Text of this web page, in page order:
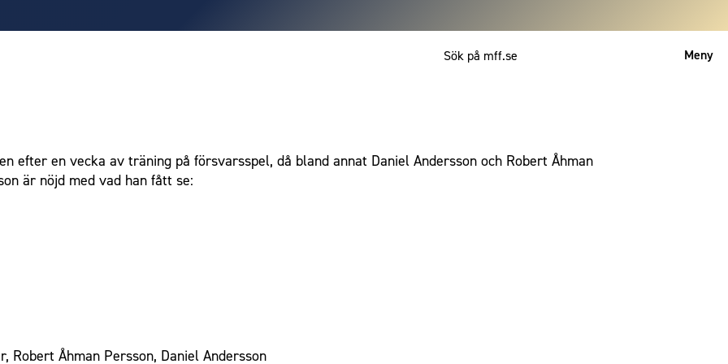
Meny
efter en vecka av träning på försvarsspel, då bland annat Daniel Andersson och Robert Åhman
är nöjd med vad han fått se:
Robert Åhman Persson, Daniel Andersson